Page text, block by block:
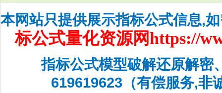
本网站只提供展示指标公式信息,
标公式量化资源网https://
指标公式模型破解还原解密
619619623（有偿服务,非